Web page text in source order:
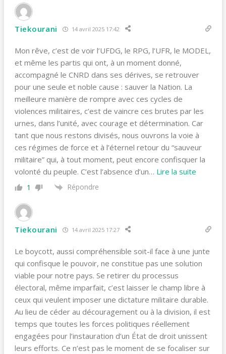
Tiekourani 14 avril 2025 17:42
Mon rêve, c’est de voir l’UFDG, le RPG, l’UFR, le MODEL,
et même les partis qui ont, à un moment donné,
accompagné le CNRD dans ses dérives, se retrouver
pour une seule et noble cause : sauver la Nation. La
meilleure manière de rompre avec ces cycles de
violences militaires, c’est de vaincre ces brutes par les
urnes, dans l’unité, avec courage et détermination. Car
tant que nous restons divisés, nous ouvrons la voie à
ces régimes de force et à l’éternel retour du “sauveur
militaire” qui, à tout moment, peut encore confisquer la
volonté du peuple. C’est l’absence d’un… Lire la suite
1 Répondre
Tiekourani 14 avril 2025 17:27
Le boycott, aussi compréhensible soit-il face à une junte
qui confisque le pouvoir, ne constitue pas une solution
viable pour notre pays. Se retirer du processus
électoral, même imparfait, c’est laisser le champ libre à
ceux qui veulent imposer une dictature militaire durable.
Au lieu de céder au découragement ou à la division, il est
temps que toutes les forces politiques réellement
engagées pour l’instauration d’un État de droit unissent
leurs efforts. Ce n’est pas le moment de se focaliser sur